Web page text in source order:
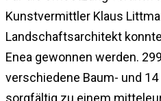
Kunstvermittler Klaus
Landschaftsarchitekt
Enea gewonnen werden.
verschiedene Baum- und
sorgfältig zu einem